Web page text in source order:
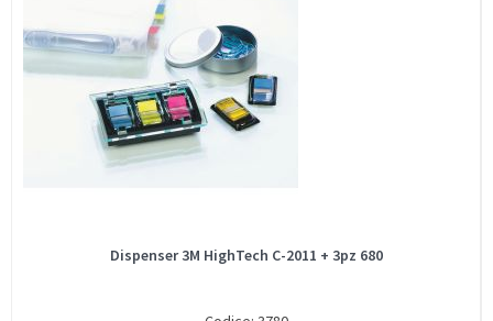
Dispenser 3M HighTech C-2011 + 3pz 680